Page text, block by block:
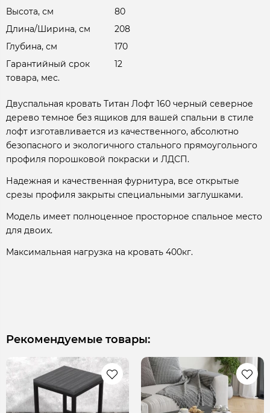
Высота, см
80
Длина/Ширина, см
208
Глубина, см
170
Гарантийный срок
товара, мес.
12
Двуспальная кровать Титан Лофт 160 черный северное
дерево темное без ящиков для вашей спальни в стиле
лофт изготавливается из качественного, абсолютно
безопасного и экологичного стального прямоугольного
профиля порошковой покраски и ЛДСП.
Надежная и качественная фурнитура, все открытые
срезы профиля закрыты специальными заглушками.
Модель имеет полноценное просторное спальное место
для двоих.
Максимальная нагрузка на кровать 400кг.
Рекомендуемые товары: